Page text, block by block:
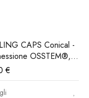
CAPS Conical -
OSSTEM®,
e
incluso)
€